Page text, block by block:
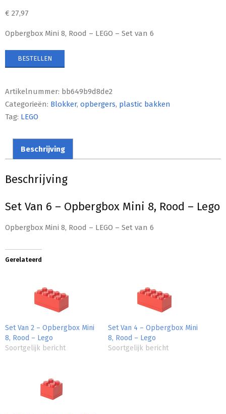
€ 27,97
Opbergbox Mini 8, Rood – LEGO – Set van 6
BESTELLEN
Artikelnummer: bb649b9d8de2
Categorieën: Blokker, opbergers, plastic bakken
Tag: LEGO
Beschrijving
Beschrijving
Set Van 6 – Opbergbox Mini 8, Rood – Lego
Opbergbox Mini 8, Rood – LEGO – Set van 6
Gerelateerd
Set Van 2 – Opbergbox Mini
8, Rood – Lego
Soortgelijk bericht
Set Van 4 – Opbergbox Mini
8, Rood – Lego
Soortgelijk bericht